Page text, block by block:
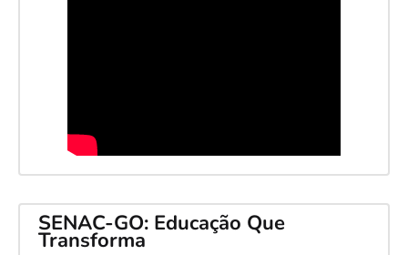
SENAC-GO: Educação Que
Transforma